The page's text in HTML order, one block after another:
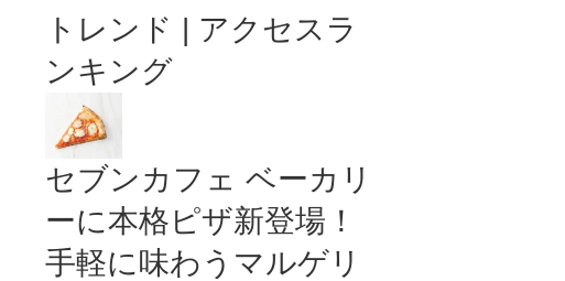
トレンド | アクセスラ
ンキング
セブンカフェ ベーカリ
ーに本格ピザ新登場！
手軽に味わうマルゲリ